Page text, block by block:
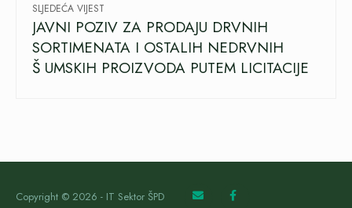
SLJEDEĆA VIJEST
JAVNI POZIV ZA PRODAJU DRVNIH
SORTIMENATA I OSTALIH NEDRVNIH
Š UMSKIH PROIZVODA PUTEM LICITACIJE
Copyright © 2026 - IT Sektor ŠPD